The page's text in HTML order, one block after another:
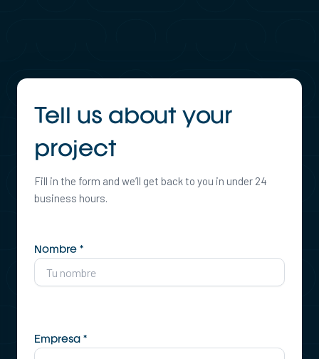
Tell us about your
project
Fill in the form and we’ll get back to you in under 24
business hours.
Nombre *
Empresa *